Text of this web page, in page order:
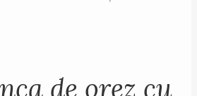
de orez cu